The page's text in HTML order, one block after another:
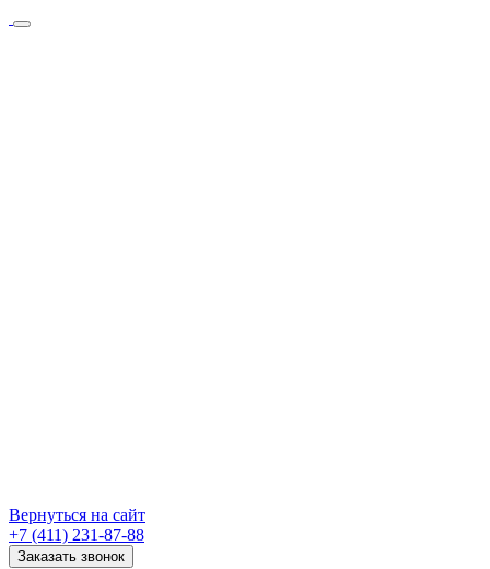
Вернуться на сайт
+7 (411) 231-87-88
Заказать звонок